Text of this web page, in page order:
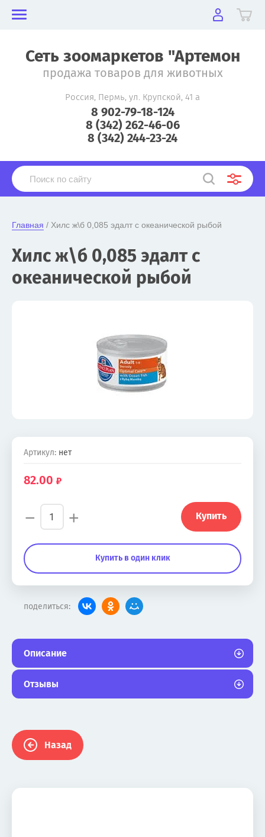
Сеть зоомаркетов "Артемон
продажа товаров для животных
Россия, Пермь, ул. Крупской, 41 а
8 902-79-18-124
8 (342) 262-46-06
8 (342) 244-23-24
Главная / Хилс ж\б 0,085 эдалт с океанической рыбой
Хилс ж\б 0,085 эдалт с
океанической рыбой
Артикул: нет
82.00
− + Купить
Купить в один клик
поделиться:
Описание
Отзывы
Назад